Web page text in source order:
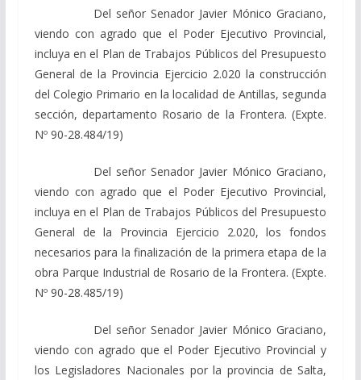
Del señor Senador Javier Mónico Graciano,
viendo con agrado que el Poder Ejecutivo Provincial,
incluya en el Plan de Trabajos Públicos del Presupuesto
General de la Provincia Ejercicio 2.020 la construcción
del Colegio Primario en la localidad de Antillas, segunda
sección, departamento Rosario de la Frontera. (Expte.
Nº 90-28.484/19)
Del señor Senador Javier Mónico Graciano,
viendo con agrado que el Poder Ejecutivo Provincial,
incluya en el Plan de Trabajos Públicos del Presupuesto
General de la Provincia Ejercicio 2.020, los fondos
necesarios para la finalización de la primera etapa de la
obra Parque Industrial de Rosario de la Frontera. (Expte.
Nº 90-28.485/19)
Del señor Senador Javier Mónico Graciano,
viendo con agrado que el Poder Ejecutivo Provincial y
los Legisladores Nacionales por la provincia de Salta,